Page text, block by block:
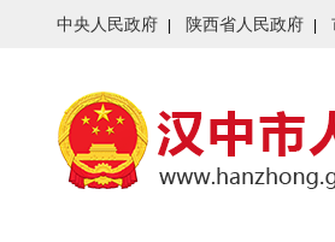
中央人民政府 陕西省人民政府